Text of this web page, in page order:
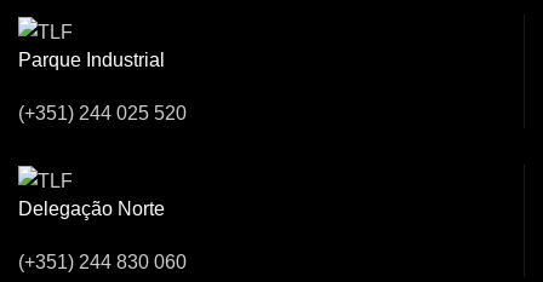
Parque Industrial
(+351) 244 025 520
Delegação Norte
(+351) 244 830 060